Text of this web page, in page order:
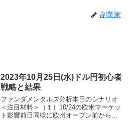
副業家
2023年10月25日(水)ドル円初心者
戦略と結果
ファンダメンタルズ分析本日のシナリオ
＜注目材料＞（１）10/24の欧米マーケッ
ト影響前日同様に欧州オープン前から